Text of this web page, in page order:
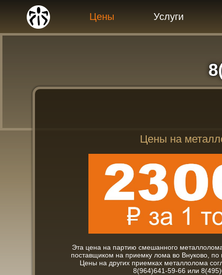
Цены Услуги
Цены на
Эта цена на партию смешанного
поставщиком на приемку лома во Внуково, по
Цены на других приемках металлолома
8(964)641-59-66 или